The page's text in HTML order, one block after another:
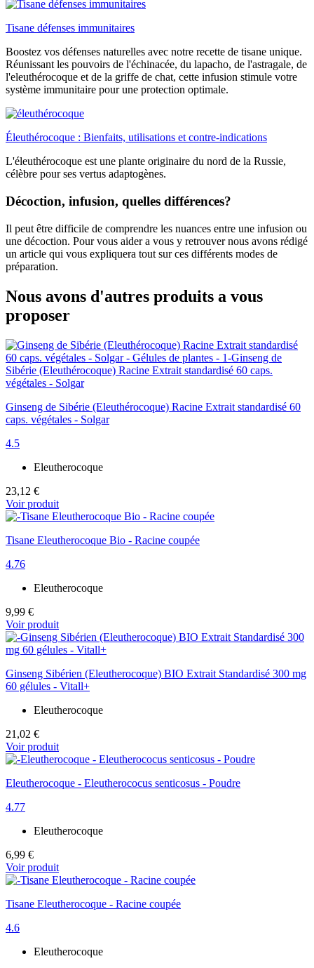
Tisane défenses immunitaires
Boostez vos défenses naturelles avec notre recette de tisane unique.
Réunissant les pouvoirs de l'échinacée, du lapacho, de l'astragale, de
l'eleuthérocoque et de la griffe de chat, cette infusion stimule votre
système immunitaire pour une protection optimale.
Éleuthérocoque : Bienfaits, utilisations et contre-indications
L'éleuthérocoque est une plante originaire du nord de la Russie,
célèbre pour ses vertus adaptogènes.
Décoction, infusion, quelles différences?
Il peut être difficile de comprendre les nuances entre une infusion ou
une décoction. Pour vous aider a vous y retrouver nous avons rédigé
un article qui vous expliquera tout sur ces différents modes de
préparation.
Nous avons d'autres produits a vous
proposer
Ginseng de Sibérie (Eleuthérocoque) Racine Extrait standardisé 60
caps. végétales - Solgar
4.5
Eleutherocoque
23,12 €
Voir produit
Tisane Eleutherocoque Bio - Racine coupée
4.76
Eleutherocoque
9,99 €
Voir produit
Ginseng Sibérien (Eleutherocoque) BIO Extrait Standardisé 300 mg
60 gélules - Vitall+
Eleutherocoque
21,02 €
Voir produit
Eleutherocoque - Eleutherococus senticosus - Poudre
4.77
Eleutherocoque
6,99 €
Voir produit
Tisane Eleutherocoque - Racine coupée
4.6
Eleutherocoque